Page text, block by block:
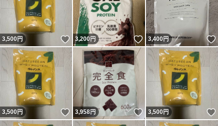
3,500円 いいね！
3,200円 いいね！
3,400円
3,500円 いいね！
3,958円 いいね！
3,500円